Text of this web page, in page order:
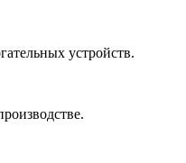
устройств.